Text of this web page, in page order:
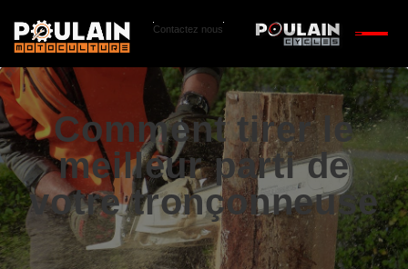
Contactez nous
Comment tirer le
meilleur parti de
votre tronçonneuse